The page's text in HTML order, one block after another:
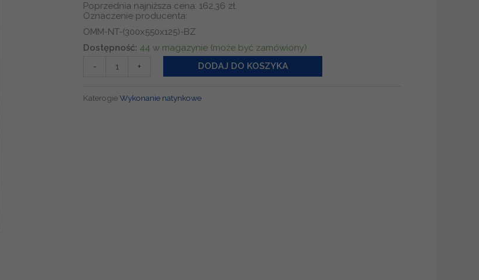
Poprzednia najniższa cena: 162,36 zł.
Oznaczenie producenta:
OMM-NT-(300x550x125)-BZ
Dostępność: 44 w magazynie (może być zamówiony)
-
ilość
Obudowa
3x12
+ DODAJ DO KOSZYKA
KaterogieWykonanie natynkowe